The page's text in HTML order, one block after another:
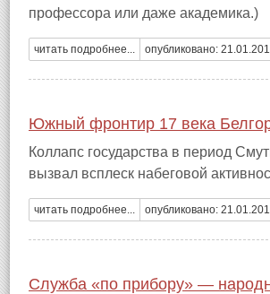
профессора или даже академика.)
читать подробнее... опубликовано:
Южный фронтир 17 века
Коллапс государства в период
вызвал всплеск набеговой
читать подробнее... опубликовано:
Служба «по прибору» —